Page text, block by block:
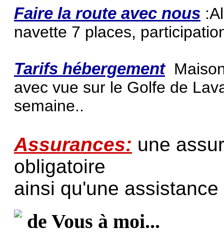
Faire la route avec nous
navette 7 places,
Tarifs hébergementMaison
avec vue sur le Golfe de
semaine..
Assurances: une
obligatoire
ainsi qu'une
de Vous à moi...